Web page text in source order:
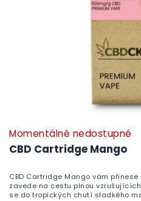
CBD Cartridge Mango
Momentálně nedostupné
CBD Cartridge Mango vám
zavede na cestu plnou
se do tropických chutí sladkého